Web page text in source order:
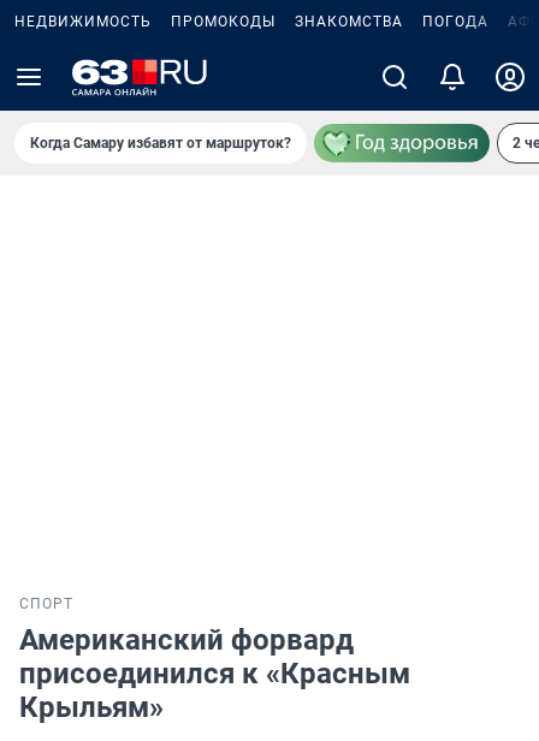
НЕДВИЖИМОСТЬ ПРОМОКОДЫ ЗНАКОМСТВА ПОГОДА
Когда Самару избавят от маршруток? 2
СПОРТ
Американский форвард
присоединился к «Красным
Крыльям»